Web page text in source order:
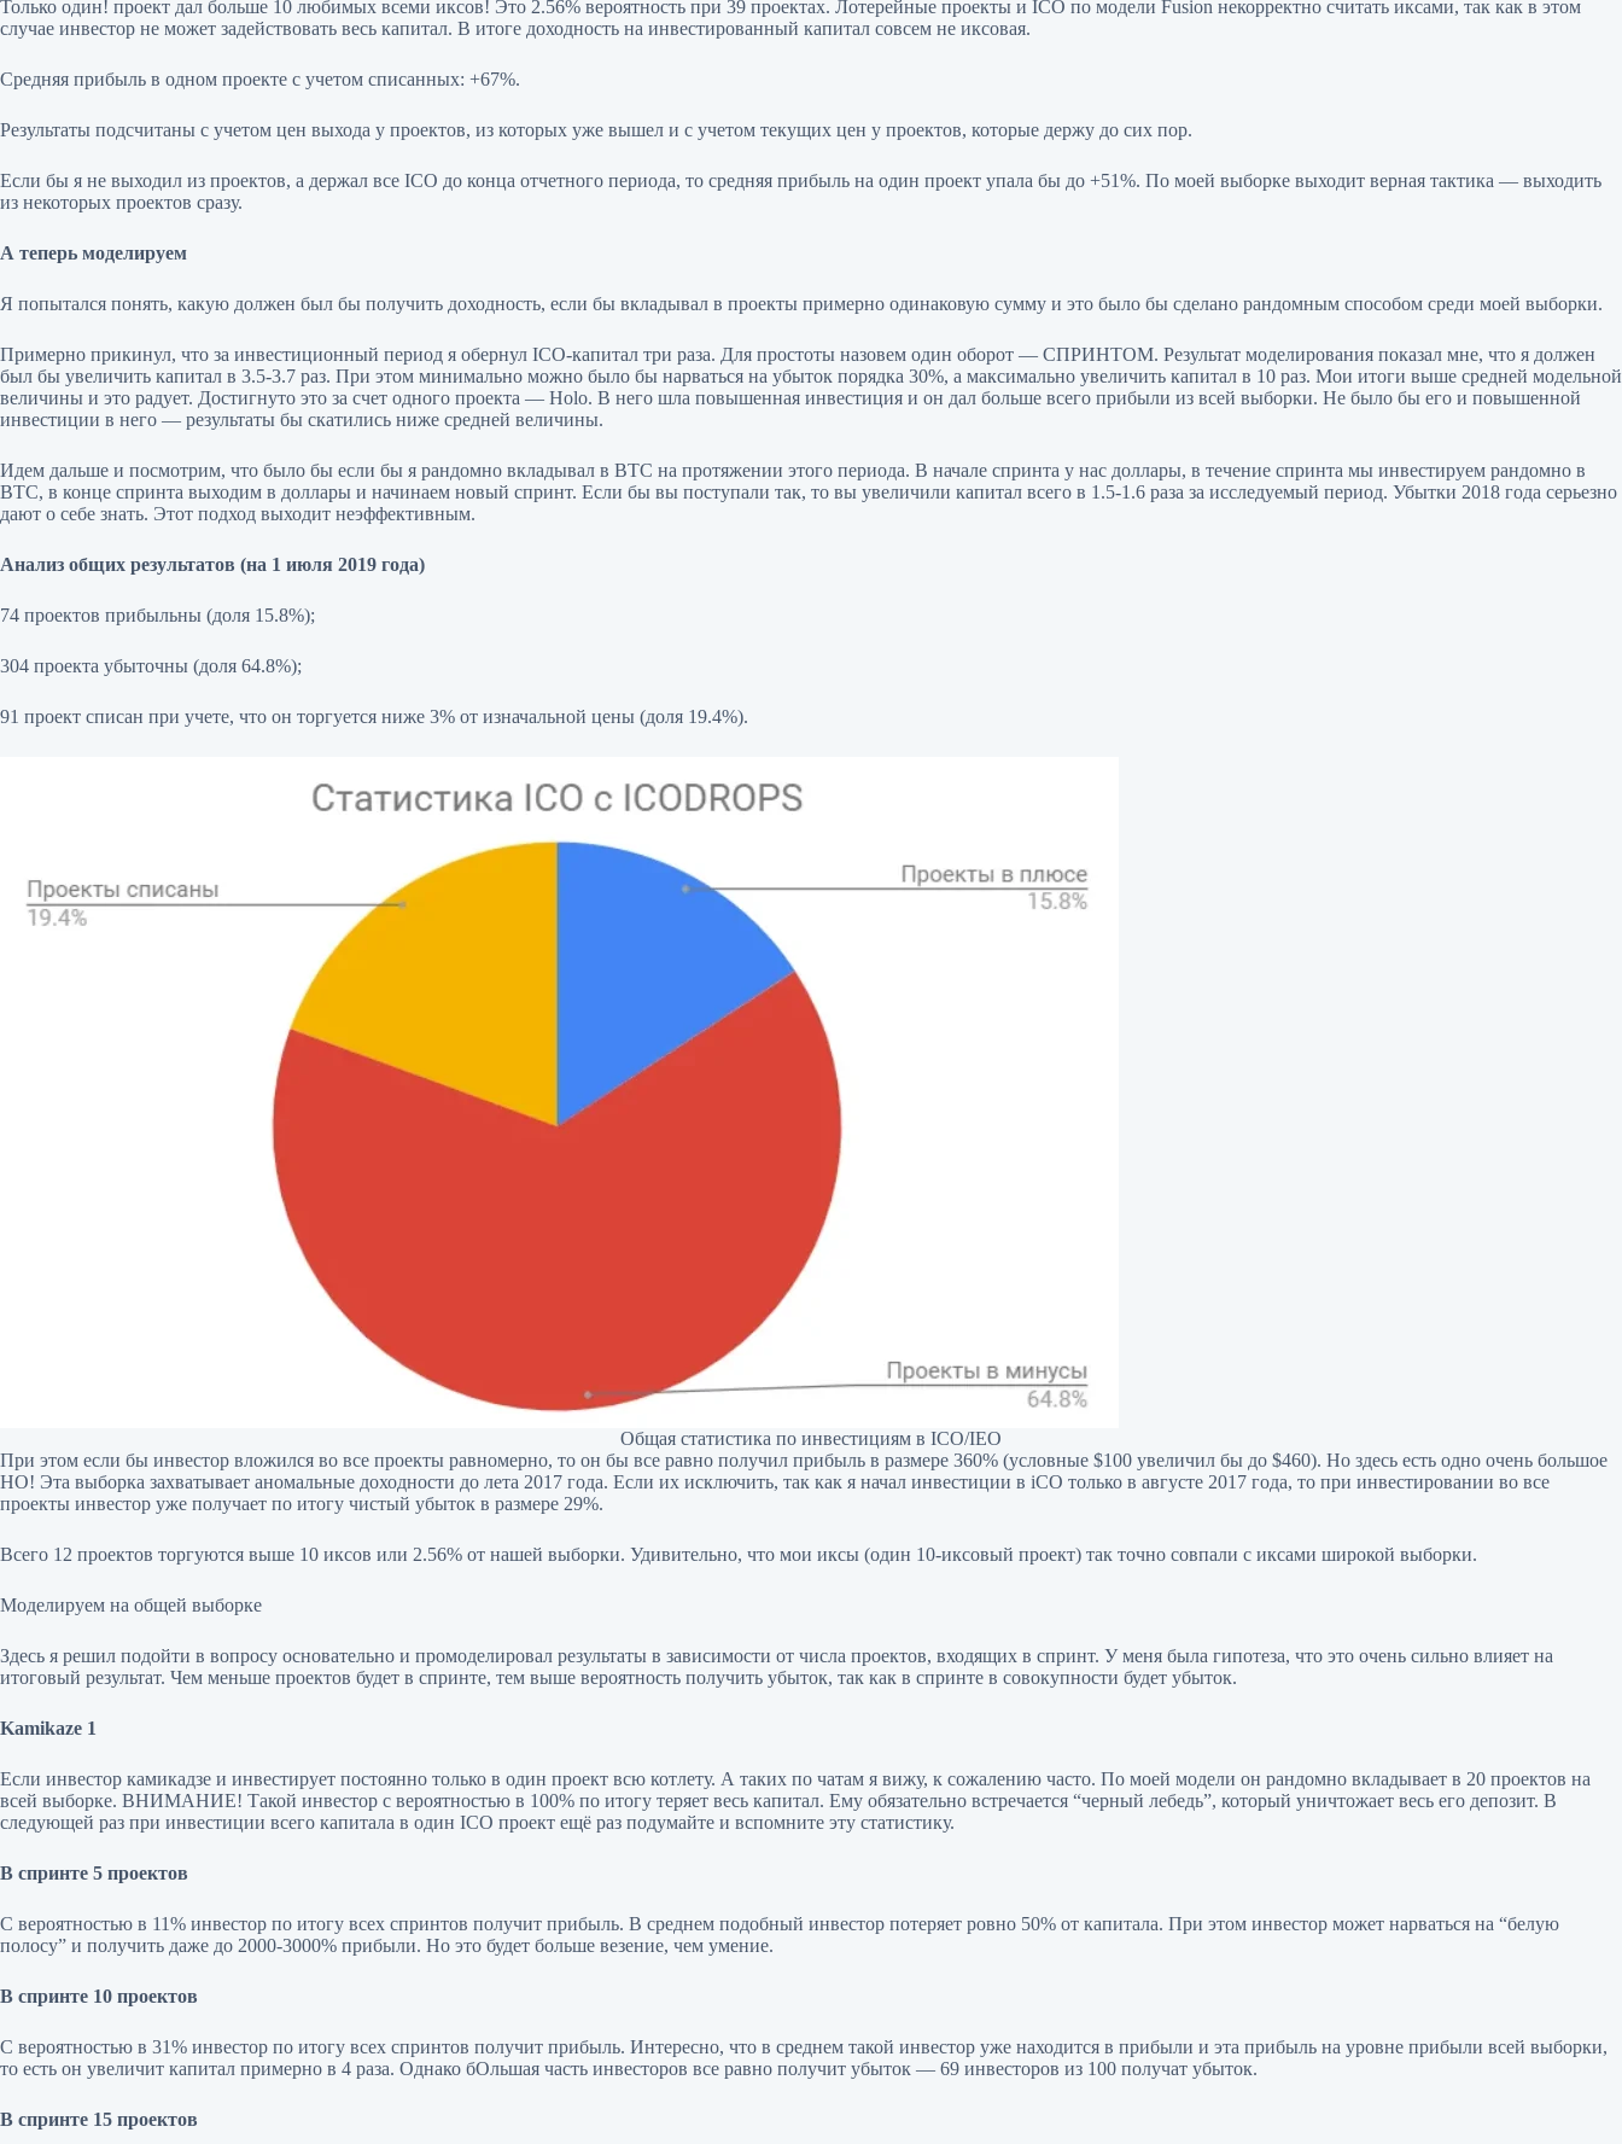
Только один! проект дал больше 10 любимых всеми иксов! Это 2.56% вероятность при 39 проектах. Лотерейные проекты и ICO по модели Fusion некорректно считать иксами, так как в этом
случае инвестор не может задействовать весь капитал. В итоге доходность на инвестированный капитал совсем не иксовая.
Средняя прибыль в одном проекте с учетом списанных: +67%.
Результаты подсчитаны с учетом цен выхода у проектов, из которых уже вышел и с учетом текущих цен у проектов, которые держу до сих пор.
Если бы я не выходил из проектов, а держал все ICO до конца отчетного периода, то средняя прибыль на один проект упала бы до +51%. По моей выборке выходит верная тактика — выходить
из некоторых проектов сразу.
А теперь моделируем
Я попытался понять, какую должен был бы получить доходность, если бы вкладывал в проекты примерно одинаковую сумму и это было бы сделано рандомным способом среди моей выборки.
Примерно прикинул, что за инвестиционный период я обернул ICO-капитал три раза. Для простоты назовем один оборот — СПРИНТОМ. Результат моделирования показал мне, что я должен
был бы увеличить капитал в 3.5-3.7 раз. При этом минимально можно было бы нарваться на убыток порядка 30%, а максимально увеличить капитал в 10 раз. Мои итоги выше средней модельной
величины и это радует. Достигнуто это за счет одного проекта — Holo. В него шла повышенная инвестиция и он дал больше всего прибыли из всей выборки. Не было бы его и повышенной
инвестиции в него — результаты бы скатились ниже средней величины.
Идем дальше и посмотрим, что было бы если бы я рандомно вкладывал в BTC на протяжении этого периода. В начале спринта у нас доллары, в течение спринта мы инвестируем рандомно в
BTC, в конце спринта выходим в доллары и начинаем новый спринт. Если бы вы поступали так, то вы увеличили капитал всего в 1.5-1.6 раза за исследуемый период. Убытки 2018 года серьезно
дают о себе знать. Этот подход выходит неэффективным.
Анализ общих результатов (на 1 июля 2019 года)
74 проектов прибыльны (доля 15.8%);
304 проекта убыточны (доля 64.8%);
91 проект списан при учете, что он торгуется ниже 3% от изначальной цены (доля 19.4%).
Общая статистика по инвестициям в ICO/IEO
При этом если бы инвестор вложился во все проекты равномерно, то он бы все равно получил прибыль в размере 360% (условные $100 увеличил бы до $460). Но здесь есть одно очень большое
НО! Эта выборка захватывает аномальные доходности до лета 2017 года. Если их исключить, так как я начал инвестиции в iCO только в августе 2017 года, то при инвестировании во все
проекты инвестор уже получает по итогу чистый убыток в размере 29%.
Всего 12 проектов торгуются выше 10 иксов или 2.56% от нашей выборки. Удивительно, что мои иксы (один 10-иксовый проект) так точно совпали с иксами широкой выборки.
Моделируем на общей выборке
Здесь я решил подойти в вопросу основательно и промоделировал результаты в зависимости от числа проектов, входящих в спринт. У меня была гипотеза, что это очень сильно влияет на
итоговый результат. Чем меньше проектов будет в спринте, тем выше вероятность получить убыток, так как в спринте в совокупности будет убыток.
Kamikaze 1
Если инвестор камикадзе и инвестирует постоянно только в один проект всю котлету. А таких по чатам я вижу, к сожалению часто. По моей модели он рандомно вкладывает в 20 проектов на
всей выборке. ВНИМАНИЕ! Такой инвестор с вероятностью в 100% по итогу теряет весь капитал. Ему обязательно встречается “черный лебедь”, который уничтожает весь его депозит. В
следующей раз при инвестиции всего капитала в один ICO проект ещё раз подумайте и вспомните эту статистику.
В спринте 5 проектов
С вероятностью в 11% инвестор по итогу всех спринтов получит прибыль. В среднем подобный инвестор потеряет ровно 50% от капитала. При этом инвестор может нарваться на “белую
полосу” и получить даже до 2000-3000% прибыли. Но это будет больше везение, чем умение.
В спринте 10 проектов
С вероятностью в 31% инвестор по итогу всех спринтов получит прибыль. Интересно, что в среднем такой инвестор уже находится в прибыли и эта прибыль на уровне прибыли всей выборки,
то есть он увеличит капитал примерно в 4 раза. Однако бОльшая часть инвесторов все равно получит убыток — 69 инвесторов из 100 получат убыток.
В спринте 15 проектов